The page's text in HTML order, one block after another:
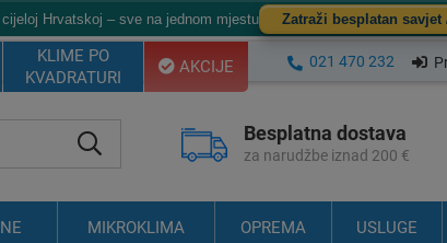
Hrvatskoj – sve na jednom mjestu Zatraži besplatan savjet
KLIME PO
KVADRATURI
AKCIJE 021 470 232
Besplatna dostava
za narudžbe iznad 200 €
MIKROKLIMA OPREMA USLUGE